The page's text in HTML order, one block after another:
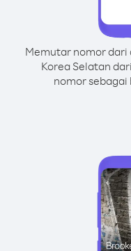
Memutar nomor dari
Korea Selatan
nomor sebagai